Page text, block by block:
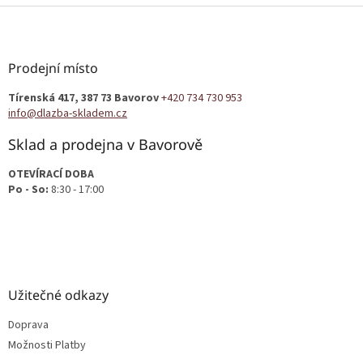
Z
Prodejní místo
Tírenská 417, 387 73 Bavorov+420 734 730 953
info@dlazba-skladem.cz
Sklad a prodejna v Bavorově
OTEVÍRACÍ DOBA
Po - So: 8:30 - 17:00
Užitečné odkazy
Doprava
Možnosti Platby